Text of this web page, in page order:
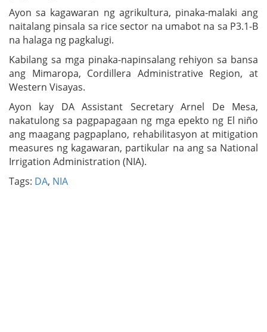
Ayon sa kagawaran ng agrikultura, pinaka-malaki ang
naitalang pinsala sa rice sector na umabot na sa P3.1-B
na halaga ng pagkalugi.
Kabilang sa mga pinaka-napinsalang rehiyon sa bansa
ang Mimaropa, Cordillera Administrative Region, at
Western Visayas.
Ayon kay DA Assistant Secretary Arnel De Mesa,
nakatulong sa pagpapagaan ng mga epekto ng El niño
ang maagang pagpaplano, rehabilitasyon at mitigation
measures ng kagawaran, partikular na ang sa National
Irrigation Administration (NIA).
Tags: DA, NIA